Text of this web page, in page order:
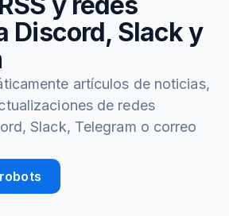
Discord, Slack y
artículos de noticias,
de redes
Slack, Telegram o correo